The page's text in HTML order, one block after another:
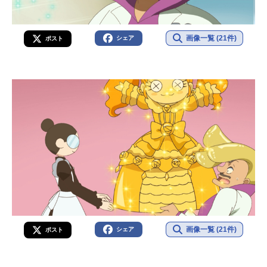
ポスト シェア 画像一覧 (21件)
ポスト シェア 画像一覧 (21件)